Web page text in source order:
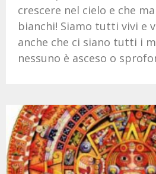
crescere nel cielo e che
bianchi! Siamo tutti vivi e
anche che ci siano tutti i
nessuno è asceso o